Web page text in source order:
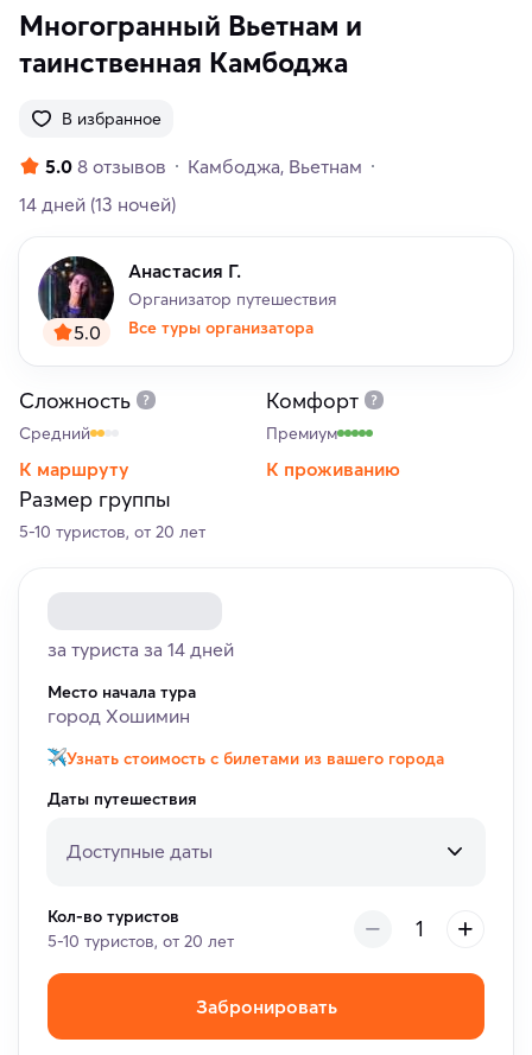
Многогранный Вьетнам и
таинственная Камбоджа
В избранное
5.0 8 отзывов Камбоджа Вьетнам
14 дней (13 ночей)
5.0
Анастасия Г.
Организатор путешествия
Все туры организатора
Сложность
Средний
К маршруту
Комфорт
Премиум
К проживанию
Размер группы
5-10 туристов, от 20 лет
за туриста за 14 дней
Место начала тура
город Хошимин
Узнать стоимость с билетами из вашего города
Даты путешествия
Доступные даты
Кол-во туристов
5-10 туристов, от 20 лет
Забронировать